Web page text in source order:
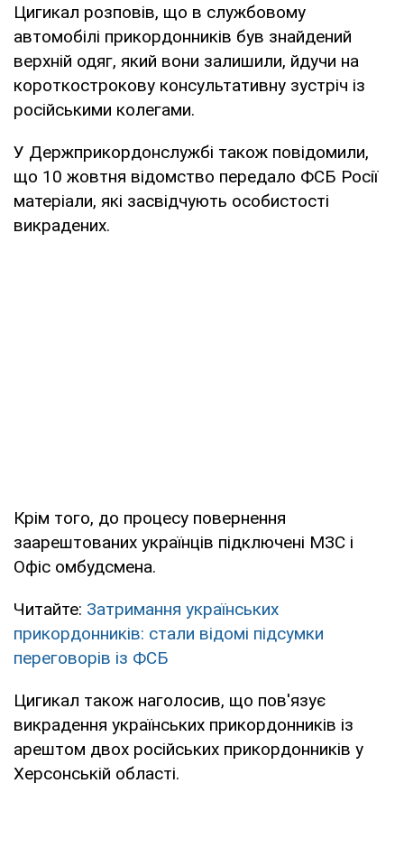
Цигикал розповів, що в службовому
автомобілі прикордонників був знайдений
верхній одяг, який вони залишили, йдучи на
короткострокову консультативну зустріч із
російськими колегами.
У Держприкордонслужбі також повідомили,
що 10 жовтня відомство передало ФСБ Росії
матеріали, які засвідчують особистості
викрадених.
Крім того, до процесу повернення
заарештованих українців підключені МЗС і
Офіс омбудсмена.
Читайте: Затримання українських
прикордонників: стали відомі підсумки
переговорів із ФСБ
Цигикал також наголосив, що пов'язує
викрадення українських прикордонників із
арештом двох російських прикордонників у
Херсонській області.